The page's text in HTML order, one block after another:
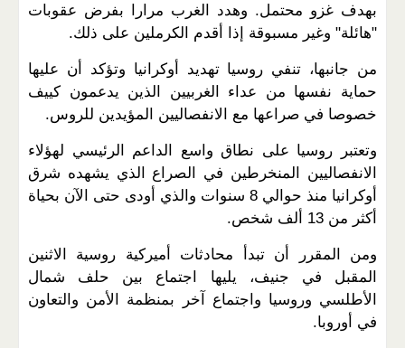
بهدف غزو محتمل. وهدد الغرب مرارا بفرض عقوبات
"هائلة" وغير مسبوقة إذا أقدم الكرملين على ذلك.
من جانبها، تنفي روسيا تهديد أوكرانيا وتؤكد أن عليها
حماية نفسها من عداء الغربيين الذين يدعمون كييف
خصوصا في صراعها مع الانفصاليين المؤيدين للروس.
وتعتبر روسيا على نطاق واسع الداعم الرئيسي لهؤلاء
الانفصاليين المنخرطين في الصراع الذي يشهده شرق
أوكرانيا منذ حوالي 8 سنوات والذي أودى حتى الآن بحياة
أكثر من 13 ألف شخص.
ومن المقرر أن تبدأ محادثات أميركية روسية الاثنين
المقبل في جنيف، يليها اجتماع بين حلف شمال
الأطلسي وروسيا واجتماع آخر بمنظمة الأمن والتعاون
في أوروبا.